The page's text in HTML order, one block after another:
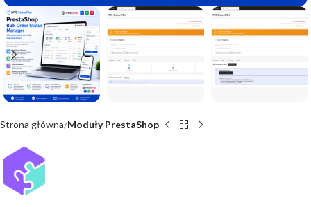
Strona główna Moduły PrestaShop